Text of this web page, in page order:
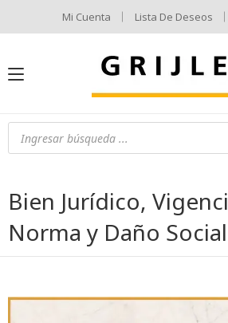
Mi Cuenta Lista De Deseos
Bien Jurídico,
Norma y Daño Social